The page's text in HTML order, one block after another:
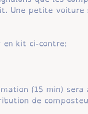
Une petite
en kit ci-contre:
(15 min) sera
de